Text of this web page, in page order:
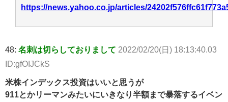
https://news.yahoo.co.jp/articles/
48: 名刺は切らしておりまして 2022/02/20(日) 18:13:40.03
ID:gfOIJCkS
米株インデックス投資はいいと思うが
911とかリーマンみたいにいきなり半額まで暴落するイベン